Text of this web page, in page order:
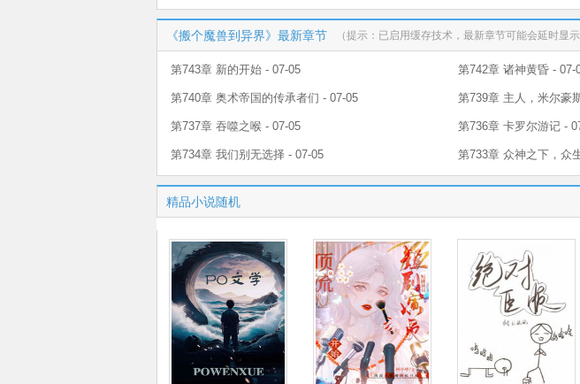
《搬个魔兽到异界》最新章节 （提示：已启用缓存技术，最新章节可能会延时显
第743章 新的开始 - 07-05 第742章 诸神黄昏 - 07-
第740章 奥术帝国的传承者们 - 07-05 第739章 主人，米尔豪
第737章 吞噬之喉 - 07-05 第736章 卡罗尔游记 -
第734章 我们别无选择 - 07-05 第733章 众神之下，众
精品小说随机